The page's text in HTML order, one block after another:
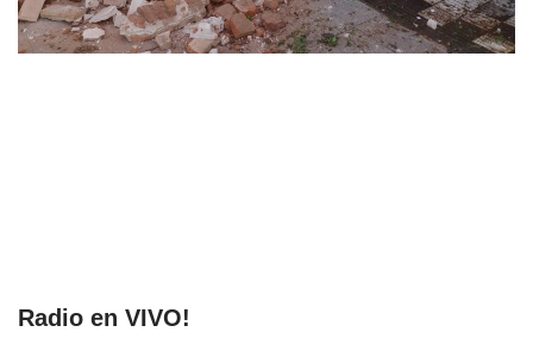
Radio en VIVO!